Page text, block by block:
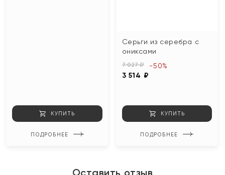
КУПИТЬ
ПОДРОБНЕЕ
Серьги из серебра с
ониксами
7 027 ₽
3 514 ₽
-50%
КУПИТЬ
ПОДРОБНЕЕ
Оставить отзыв